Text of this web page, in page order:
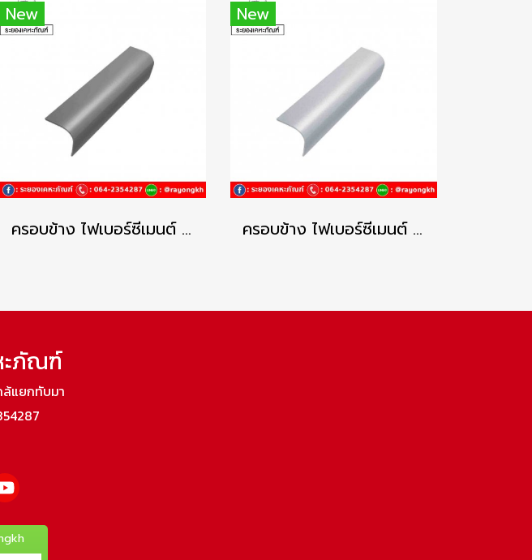
New
ครอบข้าง ไฟเบอร์ซีเมนต์ เอสซีจี รุ่นลอนคู่ สีเทาศิลา
New
ครอบข้าง ไฟเบอร์ซีเมนต์ เอสซีจี รุ่นลอนคู่ ซีเมนต์
ะภัณฑ์
ล้แยกทับมา